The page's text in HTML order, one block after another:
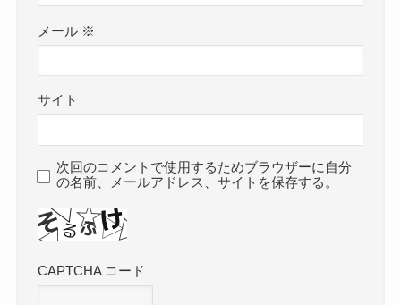
メール ※
サイト
次回のコメントで使用するためブラウザーに自分
の名前、メールアドレス、サイトを保存する。
CAPTCHA コード